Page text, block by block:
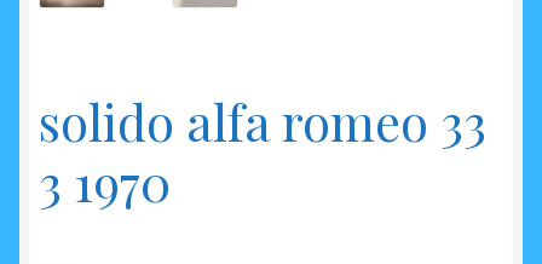
solido alfa romeo 33
3 1970